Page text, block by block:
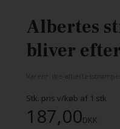
Albertes
bliver
ibe-albertesstrømper
Stk. pris v/køb af 1 stk
187,00DKK